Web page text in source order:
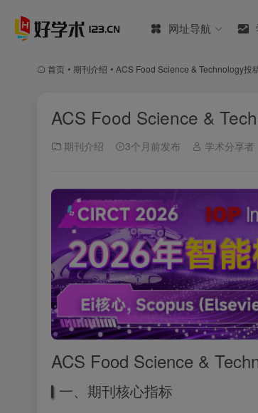
网址导航
首页 • 期刊介绍 • ACS Food Science & Technology投
ACS Food Science &
期刊介绍 3个月前发布 学术分享者
ACS Food Science &
一、期刊核心指标